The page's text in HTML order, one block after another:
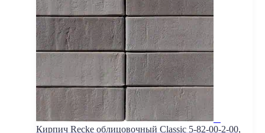
Кирпич Recke облицовочный Classic 5-82-00-2-00,